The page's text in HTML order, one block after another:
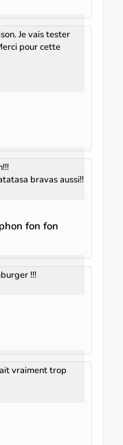
Je vais tester
pour cette
bravas aussi!!
fon fon
!!!
vraiment trop